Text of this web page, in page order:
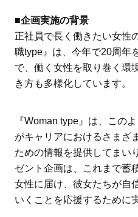
■企画実施の背景
正社員で長く働きたい女性
職type』は、今年で20周年
で、働く女性を取り巻く環
き方も多様化しています。
『Woman type』は、この
がキャリアにおけるさまざ
ための情報を提供してまい
ゼント企画は、これまで蓄
女性に届け、彼女たちが自
いくことを応援するために